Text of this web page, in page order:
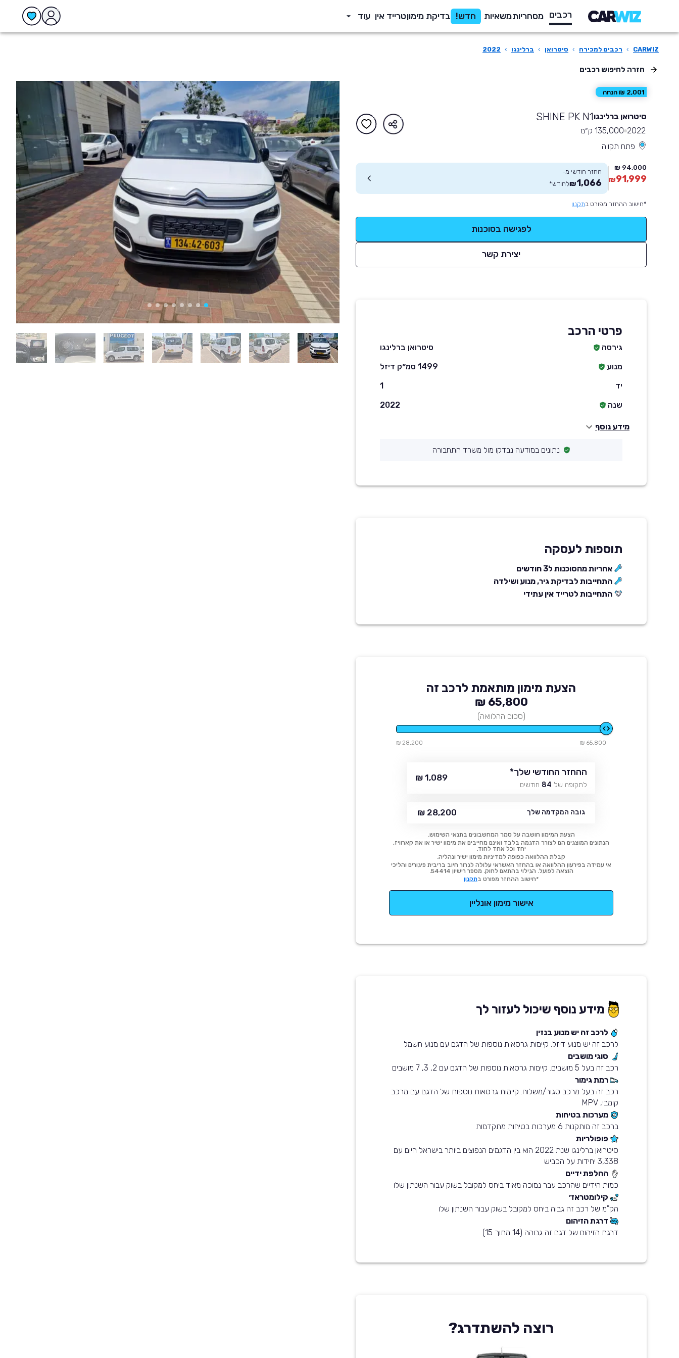
רכבים מסחריותמשאיות חדש! בדיקת מימוןטרייד אין עוד
CARWIZ
› רכבים למכירה › סיטרואן › ברלינגו ›
2022
חזרה לחיפוש רכבים
2,001 ₪ הנחה
סיטרואן ברלינגוSHINE PK N1
2022 135,000 ק״מ
פתח תקווה
94,000 ₪
91,999
₪
החזר חודשי מ-
1,066
₪לחודש*
*חישוב ההחזר מפורט בתקנון
לפגישה בסוכנות
יצירת קשר
פרטי הרכב
גירסה
סיטרואן ברלינגו
מנוע
1499 סמ״ק דיזל
יד
1
שנה
2022
מידע נוסף
נתונים במודעה נבדקו מול משרד התחבורה
תוספות לעסקה
אחריות מהסוכנות ל3 חודשים
התחייבות לבדיקת גיר, מנוע ושילדה
התחייבות לטרייד אין עתידי
הצעת מימון מותאמת לרכב זה
65,800 ₪
(סכום ההלוואה)
65,800 ₪
28,200 ₪
ההחזר החודשי שלך*
לתקופה של 84 חודשים
1,089 ₪
גובה המקדמה שלך 28,200 ₪
הצעת המימון חושבה על סמך המחשבונים בתנאי השימוש.
הנתונים המוצגים הם לצורך הדגמה בלבד ואינם מחייבים את מימון ישיר או את קארוויז,
יחד וכל אחד לחוד.
קבלת ההלוואה כפופה למדיניות מימון ישיר ונהליה.
אי עמידה בפירעון ההלוואה או בהחזר האשראי עלולה לגרור חיוב בריבית פיגורים והליכי
הוצאה לפועל. הגילוי בהתאם לחוק. מספר רישיון 54414.
*חישוב ההחזר מפורט בתקנון
אישור מימון אונליין
מידע נוסף שיכול לעזור לך
לרכב זה יש מנוע בנזין
לרכב זה יש מנוע דיזל. קיימות גרסאות נוספות של הדגם עם מנוע חשמל
סוגי מושבים
רכב זה בעל 5 מושבים. קיימות גרסאות נוספות של הדגם עם 2, 3, 7 מושבים
רמת גימור
רכב זה בעל מרכב סגור/משלוח. קיימות גרסאות נוספות של הדגם עם מרכב
קומבי, MPV
מערכות בטיחות
ברכב זה מותקנות 6 מערכות בטיחות מתקדמות
פופולריות
סיטרואן ברלינגו שנת 2022 הוא בין הדגמים הנפוצים ביותר בישראל היום עם
3,338 יחידות על הכביש
החלפת ידיים
כמות הידיים שהרכב עבר נמוכה מאוד ביחס למקובל בשוק עבור השנתון שלו
קילומטראז׳
הק"מ של רכב זה גבוה ביחס למקובל בשוק עבור השנתון שלו
דרגת הזיהום
דרגת הזיהום של דגם זה גבוהה (14 מתוך 15)
רוצה להשתדרג?